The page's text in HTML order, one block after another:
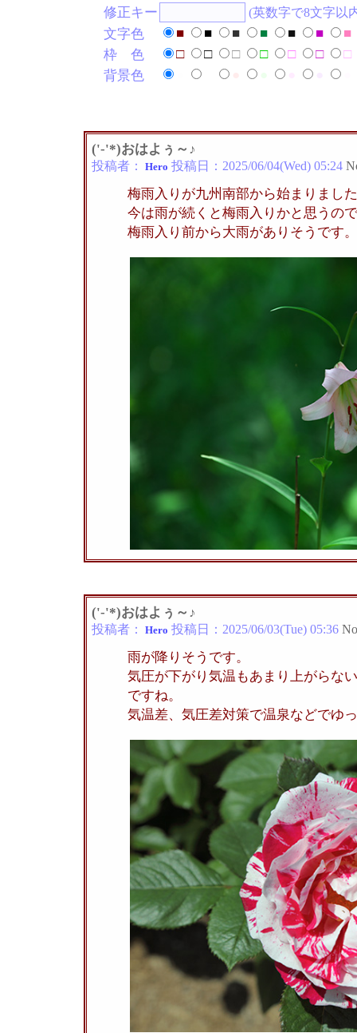
修正キー (英数字で8文字以
文字色 ■ ■ ■ ■ ■ ■
■
枠 色
□ □ □ □ □ □
□
背景色
('-'*)おはよぅ～♪
投稿者： Hero 投稿日： 2025/06/04(Wed) 05:24
梅雨入りが九州南部から始まりまし
今は雨が続くと梅雨入りかと思うの
梅雨入り前から大雨がありそうです。
('-'*)おはよぅ～♪
投稿者： Hero 投稿日： 2025/06/03(Tue) 05:36
雨が降りそうです。
気圧が下がり気温もあまり上がらな
ですね。
気温差、気圧差対策で温泉などでゆ